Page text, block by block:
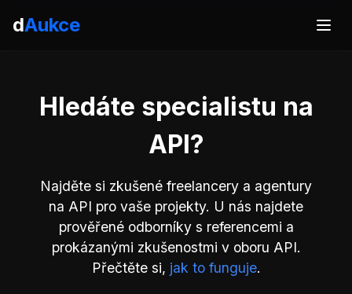
dAukce
Hledáte specialistu na
API?
Najděte si zkušené freelancery a agentury
na API pro vaše projekty. U nás najdete
prověřené odborníky s referencemi a
prokázanými zkušenostmi v oboru API.
Přečtěte si, jak to funguje.